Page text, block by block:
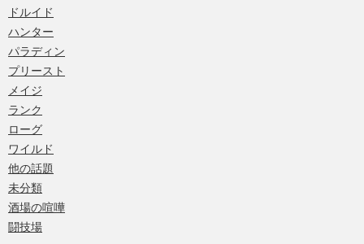
ドルイド
ハンター
パラディン
プリースト
メイジ
ランク
ローグ
ワイルド
他の話題
未分類
酒場の喧嘩
闘技場